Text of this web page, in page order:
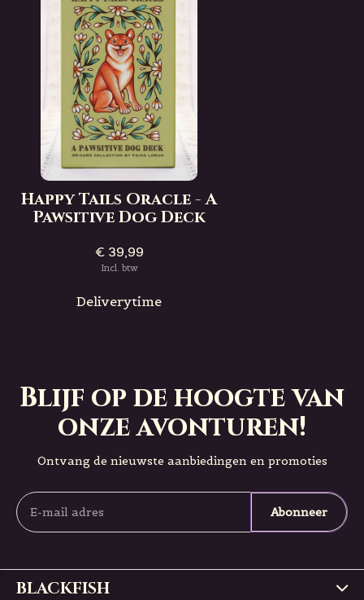
Happy Tails Oracle - A
Pawsitive Dog Deck
€ 39,99
Incl. btw
Deliverytime
Blijf op de hoogte van
onze avonturen!
Ontvang de nieuwste aanbiedingen en promoties
Abonneer
BLACKFISH